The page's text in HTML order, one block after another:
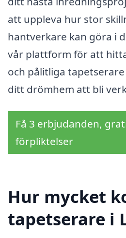
att uppleva hur stor
hantverkare kan göra i
vår plattform för att
och pålitliga tapetserare
ditt drömhem att bli
Få 3 erbjudanden,
förpliktelser
Hur mycket
tapetserare i